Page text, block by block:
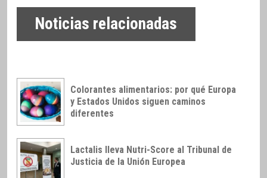
Noticias relacionadas
Colorantes alimentarios: por qué Europa
y Estados Unidos siguen caminos
diferentes
Lactalis lleva Nutri-Score al Tribunal de
Justicia de la Unión Europea